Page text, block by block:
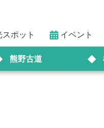
スポット イベント
熊野古道